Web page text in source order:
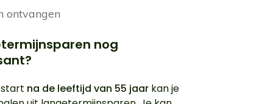
nog
start na de leeftijd van 55 jaar kan je